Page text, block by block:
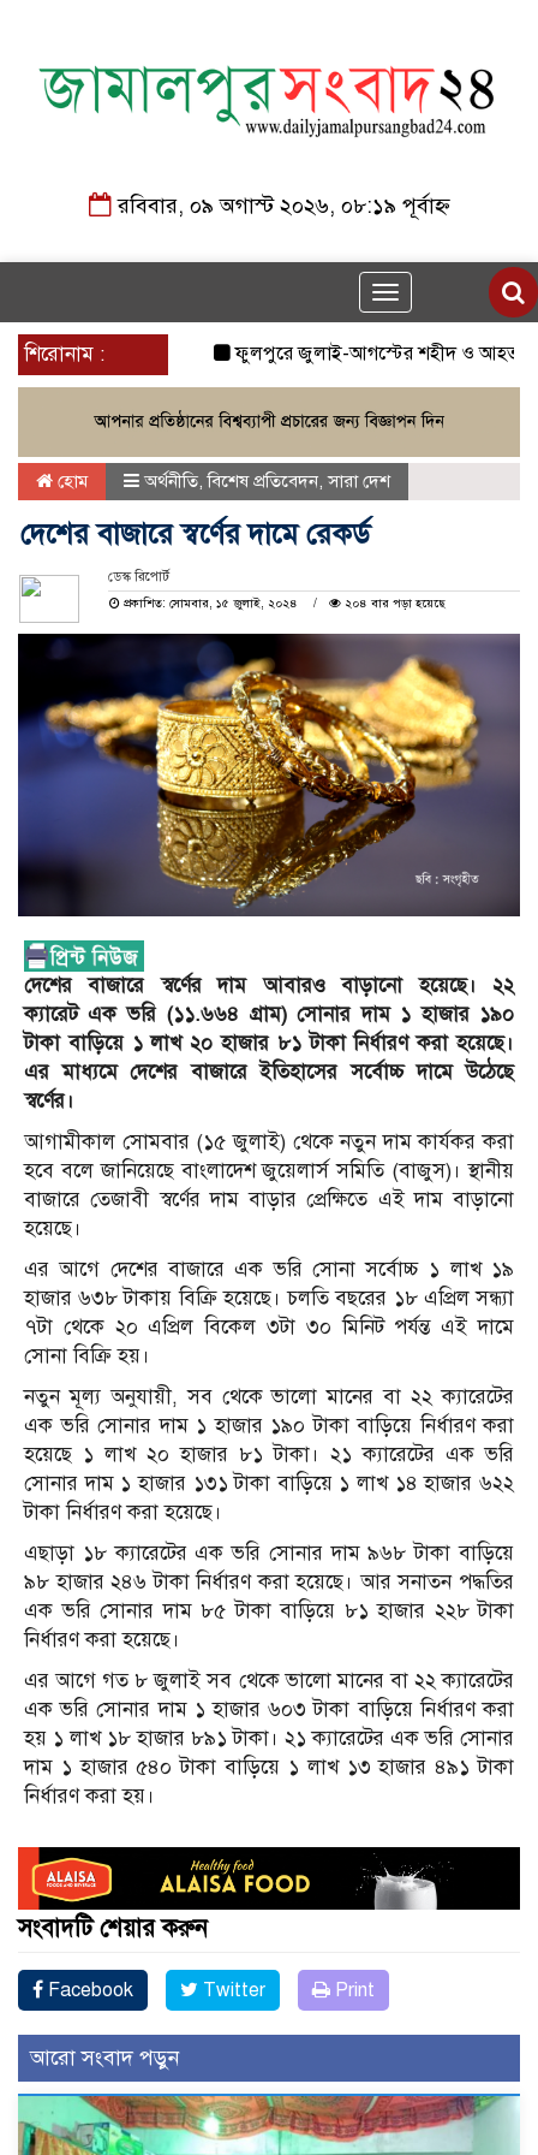
রবিবার, ০৯ অগাস্ট ২০২৬, ০৮:১৯ পূর্বাহ্ন
Toggle
navigation
শিরোনাম :
ফুলপুরে জুলাই-আগস্টের শহীদ ও আহত
হোম অর্থনীতি,বিশেষ প্রতিবেদন,সারা দেশ
দেশের বাজারে স্বর্ণের দামে রেকর্ড
ডেস্ক রিপোর্ট
প্রকাশিত: সোমবার, ১৫ জুলাই, ২০২৪
২০৪ বার পড়া হয়েছে
দেশের বাজারে স্বর্ণের দাম আবারও বাড়ানো হয়েছে। ২২
ক্যারেট এক ভরি (১১.৬৬৪ গ্রাম) সোনার দাম ১ হাজার ১৯০
টাকা বাড়িয়ে ১ লাখ ২০ হাজার ৮১ টাকা নির্ধারণ করা হয়েছে।
এর মাধ্যমে দেশের বাজারে ইতিহাসের সর্বোচ্চ দামে উঠেছে
স্বর্ণের।
আগামীকাল সোমবার (১৫ জুলাই) থেকে নতুন দাম কার্যকর করা
হবে বলে জানিয়েছে বাংলাদেশ জুয়েলার্স সমিতি (বাজুস)। স্থানীয়
বাজারে তেজাবী স্বর্ণের দাম বাড়ার প্রেক্ষিতে এই দাম বাড়ানো
হয়েছে।
এর আগে দেশের বাজারে এক ভরি সোনা সর্বোচ্চ ১ লাখ ১৯
হাজার ৬৩৮ টাকায় বিক্রি হয়েছে। চলতি বছরের ১৮ এপ্রিল সন্ধ্যা
৭টা থেকে ২০ এপ্রিল বিকেল ৩টা ৩০ মিনিট পর্যন্ত এই দামে
সোনা বিক্রি হয়।
নতুন মূল্য অনুযায়ী, সব থেকে ভালো মানের বা ২২ ক্যারেটের
এক ভরি সোনার দাম ১ হাজার ১৯০ টাকা বাড়িয়ে নির্ধারণ করা
হয়েছে ১ লাখ ২০ হাজার ৮১ টাকা। ২১ ক্যারেটের এক ভরি
সোনার দাম ১ হাজার ১৩১ টাকা বাড়িয়ে ১ লাখ ১৪ হাজার ৬২২
টাকা নির্ধারণ করা হয়েছে।
এছাড়া ১৮ ক্যারেটের এক ভরি সোনার দাম ৯৬৮ টাকা বাড়িয়ে
৯৮ হাজার ২৪৬ টাকা নির্ধারণ করা হয়েছে। আর সনাতন পদ্ধতির
এক ভরি সোনার দাম ৮৫ টাকা বাড়িয়ে ৮১ হাজার ২২৮ টাকা
নির্ধারণ করা হয়েছে।
এর আগে গত ৮ জুলাই সব থেকে ভালো মানের বা ২২ ক্যারেটের
এক ভরি সোনার দাম ১ হাজার ৬০৩ টাকা বাড়িয়ে নির্ধারণ করা
হয় ১ লাখ ১৮ হাজার ৮৯১ টাকা। ২১ ক্যারেটের এক ভরি সোনার
দাম ১ হাজার ৫৪০ টাকা বাড়িয়ে ১ লাখ ১৩ হাজার ৪৯১ টাকা
নির্ধারণ করা হয়।
সংবাদটি শেয়ার করুন
Facebook Twitter Print
আরো সংবাদ পড়ুন